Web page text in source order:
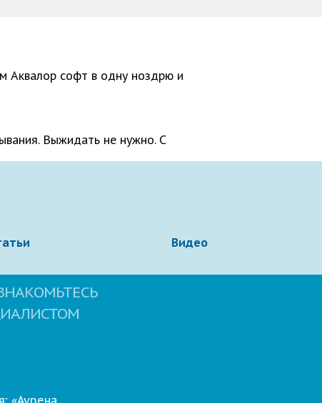
Аквалор софт в одну ноздрю и
Выжидать не нужно. С
Видео
«Аурена